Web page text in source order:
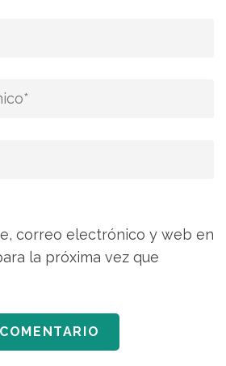
correo electrónico y web en
la próxima vez que